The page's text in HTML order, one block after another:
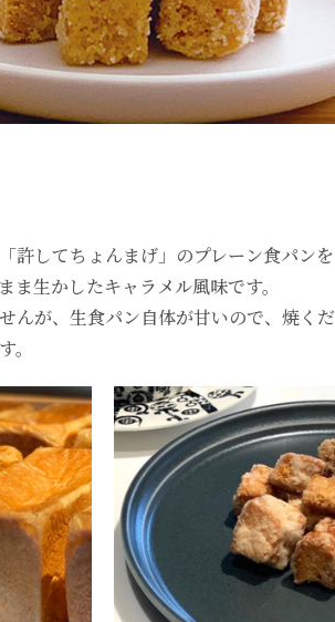
許してちょんまげ」のプレーン食パンを
生かしたキャラメル風味です。
んが、生食パン自体が甘いので、焼くだ